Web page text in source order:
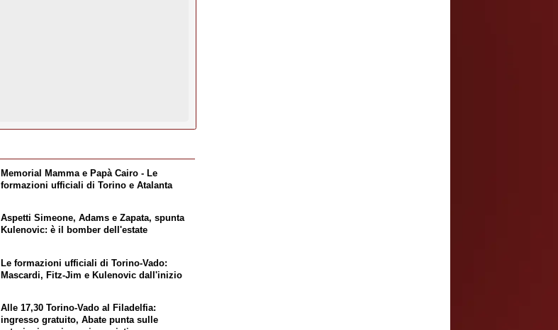
Memorial Mamma e Papà Cairo - Le
formazioni ufficiali di Torino e Atalanta
Aspetti Simeone, Adams e Zapata, spunta
Kulenovic: è il bomber dell'estate
Le formazioni ufficiali di Torino-Vado:
Mascardi, Fitz-Jim e Kulenovic dall'inizio
Alle 17,30 Torino-Vado al Filadelfia:
ingresso gratuito, Abate punta sulle